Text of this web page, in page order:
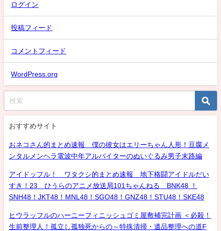
ログイン
投稿フィード
コメントフィード
WordPress.org
おすすめサイト
おネコさん的まとめ速報 僕の彼女はエリーちゃん人形！豆腐メ
ンタルメンヘラ電波中年アルバイターのぬいぐるみ男子末路編
アイドッフル！ ワタクシ的まとめ速報 地下格闘アイドルだい
すき！23 ひうらのアニメ放送局101ちゃんねる BNK48 ！
SNH48！JKT48！MNL48！SGO48！GNZ48！STU48！SKE48
ヒウラッフルのハーニーフィニッシュゴミ屋敷補完計画 ＜必殺！
生前整理人！孤立し孤独死からの～特殊清掃・遺品整理への道F